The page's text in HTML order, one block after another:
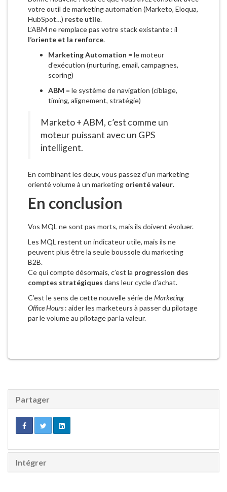
votre outil de marketing automation (Marketo, Eloqua,
HubSpot…) reste utile.
L’ABM ne remplace pas votre stack existante : il
l’oriente et la renforce.
Marketing Automation = le moteur
d’exécution (nurturing, email, campagnes,
scoring)
ABM = le système de navigation (ciblage,
timing, alignement, stratégie)
Marketo + ABM, c’est comme un
moteur puissant avec un GPS
intelligent.
En combinant les deux, vous passez d’un marketing
orienté volume à un marketing orienté valeur.
En conclusion
Vos MQL ne sont pas morts, mais ils doivent évoluer.
Les MQL restent un indicateur utile, mais ils ne
peuvent plus être la seule boussole du marketing
B2B.
Ce qui compte désormais, c’est la progression des
comptes stratégiques dans leur cycle d’achat.
C’est le sens de cette nouvelle série deMarketing
Office Hours : aider les marketeurs à passer du pilotage
par le volume au pilotage par la valeur.
Partager
Intégrer